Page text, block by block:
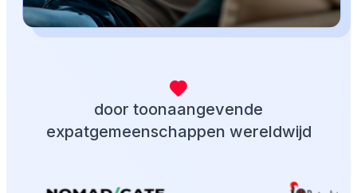
door toonaangevende
expatgemeenschappen wereldwijd